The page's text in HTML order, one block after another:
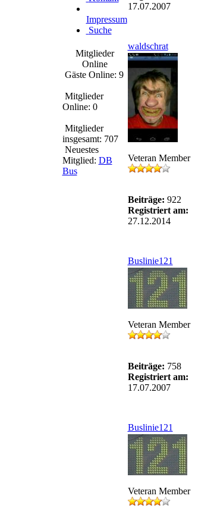
Impressum
Suche
Mitglieder
Online
Gäste Online: 9
Mitglieder
Online: 0
Mitglieder
insgesamt: 707
Neuestes
Mitglied: DB
Bus
17.07.2007
waldschrat
Veteran Member
Beiträge: 922
Registriert am:
27.12.2014
Buslinie121
Veteran Member
Beiträge: 758
Registriert am:
17.07.2007
Buslinie121
Veteran Member